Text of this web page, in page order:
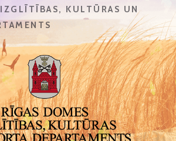
KULTŪRAS UN